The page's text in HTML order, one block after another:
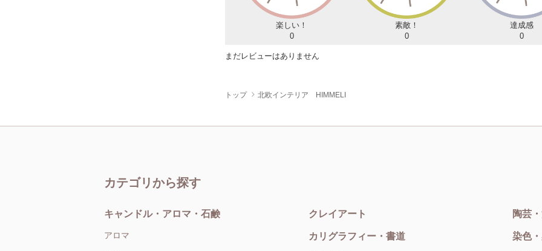
楽しい！
0
素敵！
0
達成感
0
まだレビューはありません
トップ 北欧インテリア HIMMELI
カテゴリから探す
キャンドル・アロマ・石鹸
アロマ
クレイアート
カリグラフィー・書道
陶芸
染色